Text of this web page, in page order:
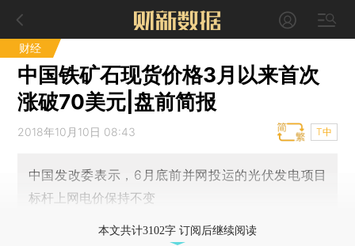
财经
中国铁矿石现货价格3月以来首次
涨破70美元|盘前简报
2018年10月10日 08:43 T中
中国发改委表示，6月底前并网投运的光伏发电项目
标杆上网电价保持不变
本文共计3102字 订阅后继续阅读